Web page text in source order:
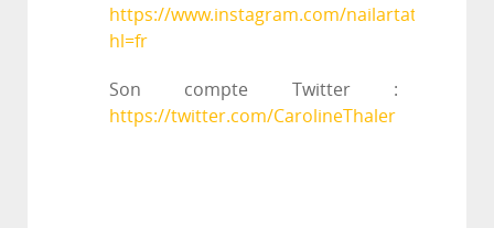
https://www.instagram.com/nailartattack/?
hl=fr
Son compte Twitter :
https://twitter.com/CarolineThaler